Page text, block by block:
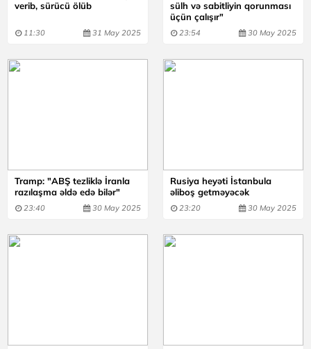
verib, sürücü ölüb
11:30 31 May 2025
sülh və sabitliyin qorunması
üçün çalışır"
23:54 30 May 2025
Tramp: "ABŞ tezliklə İranla
razılaşma əldə edə bilər"
23:40 30 May 2025
Rusiya heyəti İstanbula
əliboş getməyəcək
23:20 30 May 2025